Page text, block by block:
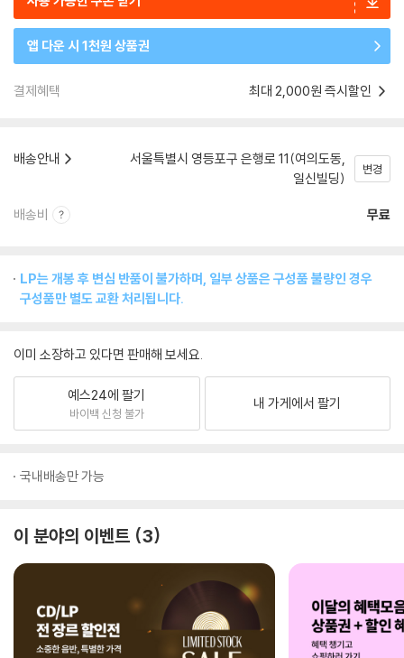
앱 다운 시 1천원 상품권
결제혜택 최대 2,000원 즉시할인
배송안내
서울특별시 영등포구 은행로 11(여의도동,
일신빌딩)
변경
배송비 무료
LP는 개봉 후 변심 반품이 불가하며, 일부 상품은 구성품 불량인 경우
구성품만 별도 교환 처리됩니다.
이미 소장하고 있다면 판매해 보세요.
예스24에 팔기
바이백 신청 불가
내 가게에서 팔기
국내배송만 가능
이 분야의 이벤트 3